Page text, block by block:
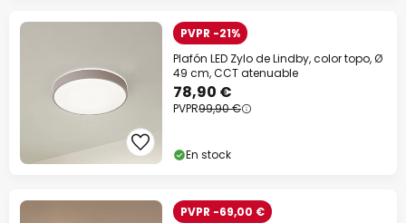
PVPR -21%
Plafón LED Zylo de Lindby, color topo, Ø
49 cm, CCT atenuable
78,90 €
PVPR99,90 €
En stock
PVPR -69,00 €